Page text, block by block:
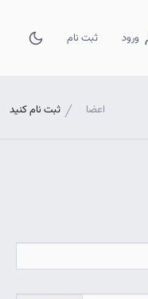
ورود ثبت نام
اعضا ثبت نام کنید